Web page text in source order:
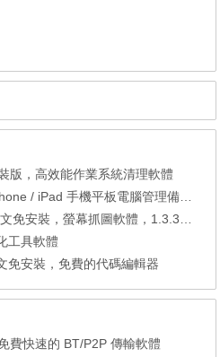
版，高效能作業系統清理軟體
iPad 手機平板電腦管理備份還原軟體
裝，螢幕抓圖軟體，1.3.315 安裝版
工具軟體
免安裝，免費的代碼編輯器
費快速的 BT/P2P 傳輸軟體